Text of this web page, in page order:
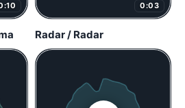
0:03
Radar / Radar